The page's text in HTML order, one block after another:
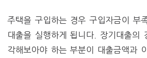
주택을 구입하는 경우 구입자금이 부
대출을 실행하게 됩니다. 장기대출의
각해보아야 하는 부분이 대출금액과